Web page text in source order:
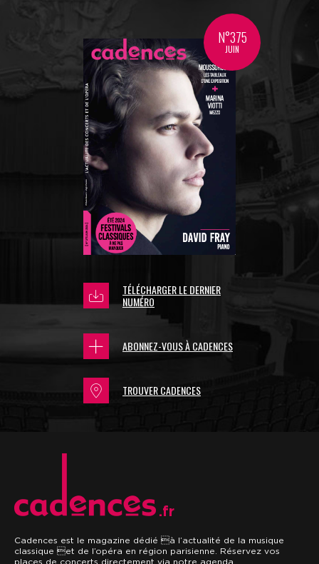
N°375
JUIN
TÉLÉCHARGER LE DERNIER
NUMÉRO
ABONNEZ-VOUS À CADENCES
TROUVER CADENCES
.fr
Cadences est le magazine dédié à l’actualité de la musique
classique et de l’opéra en région parisienne. Réservez vos
places de concerts directement via notre agenda.